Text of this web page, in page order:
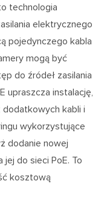
technologia
elektrycznego
pojedynczego kabla
mogą być
do źródeł zasilania
upraszcza instalację,
kabli i
wykorzystujące
dodanie nowej
jej do sieci PoE. To
kosztową